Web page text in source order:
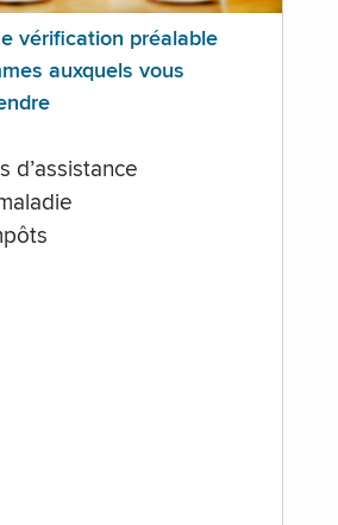
vérification préalable
auxquels vous
d’assistance